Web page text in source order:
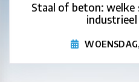
Staal of beton: